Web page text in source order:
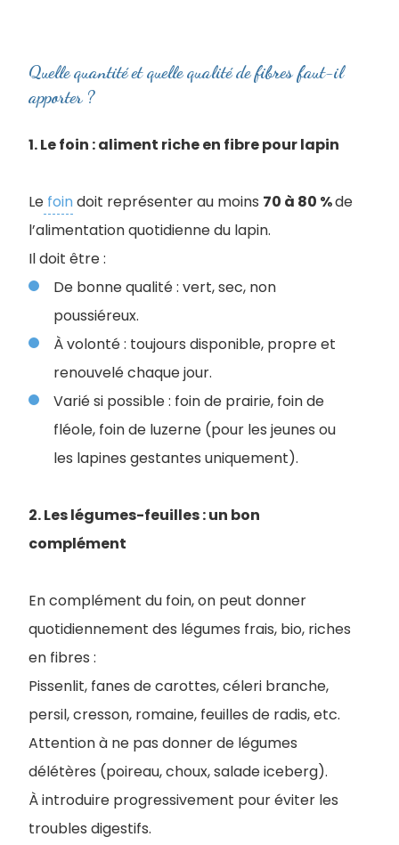
Quelle quantité et quelle qualité de fibres faut-il
apporter ?
1. Le foin : aliment riche en fibre pour lapin
Le foindoit représenter au moins 70 à 80 %de
l’alimentation quotidienne du lapin.
Il doit être :
De bonne qualité : vert, sec, non
poussiéreux.
À volonté : toujours disponible, propre et
renouvelé chaque jour.
Varié si possible : foin de prairie, foin de
fléole, foin de luzerne (pour les jeunes ou
les lapines gestantes uniquement).
2. Les légumes-feuilles : un bon
complément
En complément du foin, on peut donner
quotidiennement des légumes frais, bio, riches
en fibres :
Pissenlit, fanes de carottes, céleri branche,
persil, cresson, romaine, feuilles de radis, etc.
Attention à ne pas donner de légumes
délétères (poireau, choux, salade iceberg).
À introduire progressivement pour éviter les
troubles digestifs.